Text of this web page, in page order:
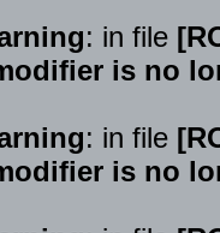
: in file
is no
: in file
is no